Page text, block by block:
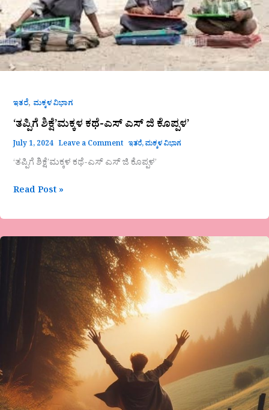
ಇತರೆ, ಮಕ್ಕಳ ವಿಭಾಗ
‘ತಪ್ಪಿಗೆ ಶಿಕ್ಷೆ’ಮಕ್ಕಳ ಕಥೆ-ಎಸ್ ಎಸ್ ಜಿ ಕೊಪ್ಪಳ’
July 1, 2024 Leave a Comment ಇತರೆ,ಮಕ್ಕಳ ವಿಭಾಗ
‘ತಪ್ಪಿಗೆ ಶಿಕ್ಷೆ’ಮಕ್ಕಳ ಕಥೆ-ಎಸ್ ಎಸ್ ಜಿ ಕೊಪ್ಪಳ’
Read Post »
ಶಂಕರಾನಂದ
ಹೆಬ್ಬಾಳ